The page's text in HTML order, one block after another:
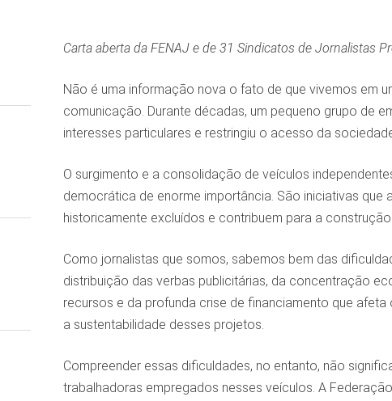
Carta aberta da FENAJ e de 31 Sindicatos de Jornalistas
Não é uma informação nova o fato de que vivemos em
comunicação. Durante décadas, um pequeno grupo de
interesses particulares e restringiu o acesso da
O surgimento e a consolidação de veículos
democrática de enorme importância. São iniciativas que
historicamente excluídos e contribuem para a
Como jornalistas que somos, sabemos bem das
distribuição das verbas publicitárias, da concentração
recursos e da profunda crise de financiamento que
a sustentabilidade desses projetos.
Compreender essas dificuldades, no entanto, não
trabalhadoras empregados nesses veículos. A